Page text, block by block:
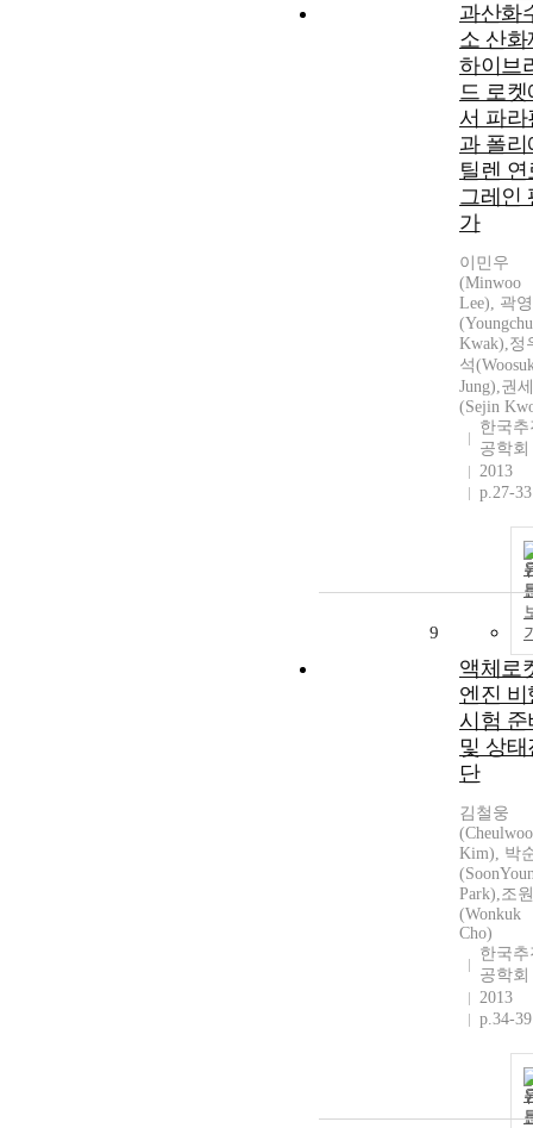
과산화
소 산화
하이브
드 로켓
서 파라
과 폴리
틸렌 연
그레인
가
이민우
(Minwoo
Lee), 곽
Kwak),정
석
Jung),권
(Sejin
한국추
공학회
2013
p.27-33
9
액체로
엔진 비
시험 준
및 상태
단
김철웅
Kim), 박
Park),조
(Wonkuk
Cho)
한국추
공학회
2013
p.34-39